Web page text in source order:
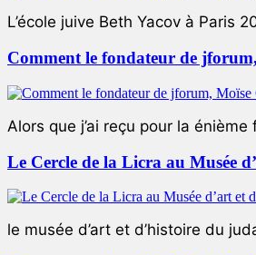
L’école juive Beth Yacov à Paris
Comment le fondateur de
Alors que j’ai reçu pour la
Le Cercle de la Licra au Musée
le musée d’art et d’histoire du